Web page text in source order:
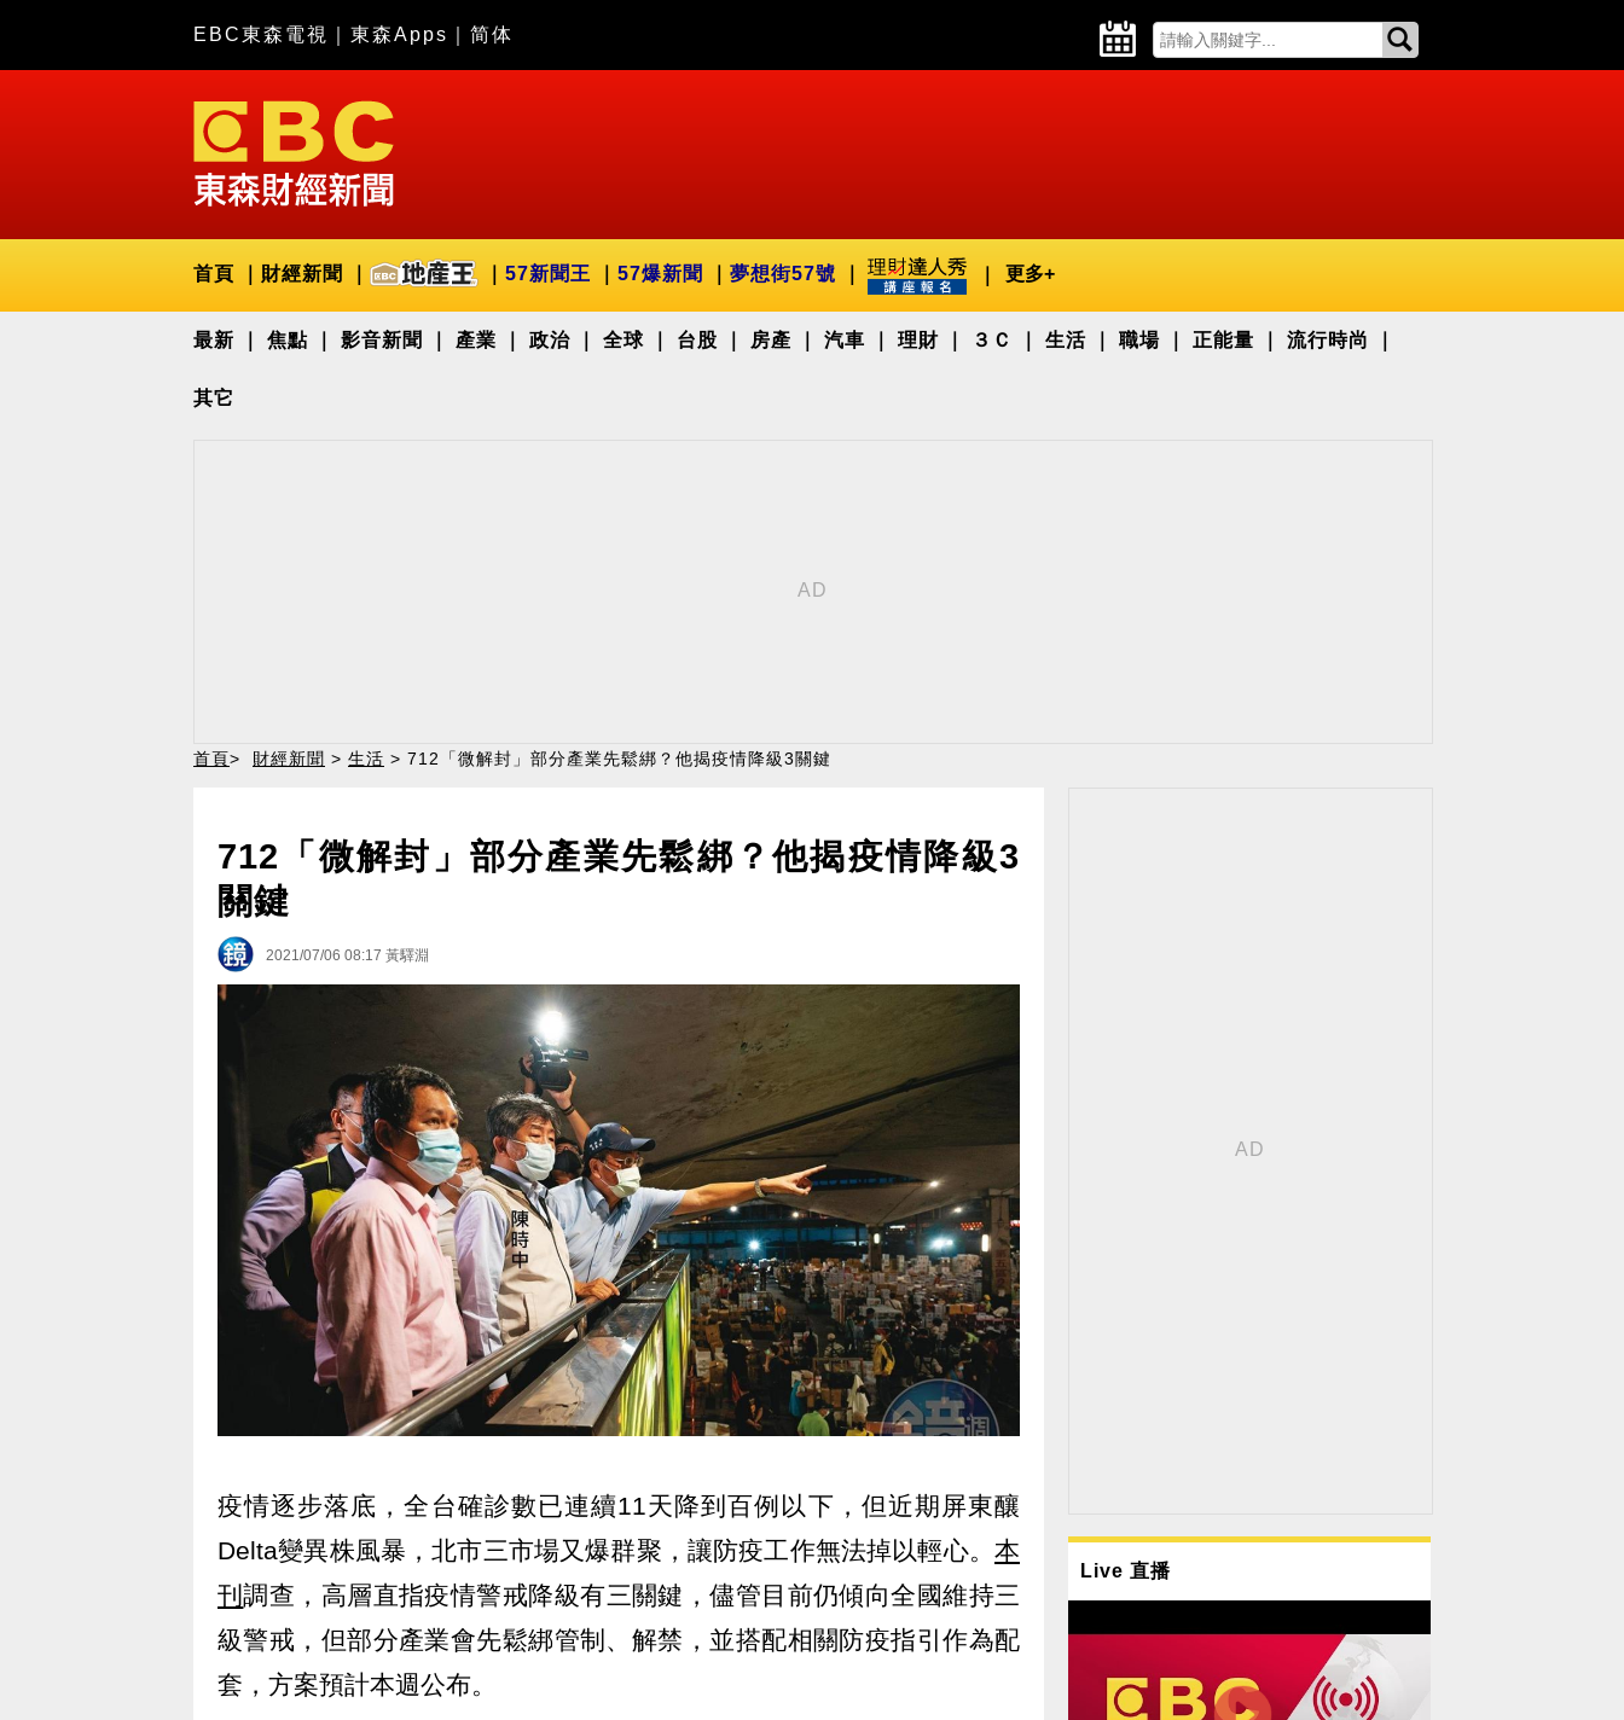
EBC東森電視 東森Apps 简体
首頁 財經新聞 57新聞王 57爆新聞 夢想街57號 更多+
最新 焦點 影音新聞 產業 政治 全球 台股 房產 汽車 理財 ３Ｃ 生活 職場 正能量 流行時尚
其它
首頁> 財經新聞 > 生活 > 712「微解封」部分產業先鬆綁？他揭疫情降級3關鍵
712「微解封」部分產業先鬆綁？他揭疫情降級3
關鍵
2021/07/06 08:17 黃驛淵
疫情逐步落底，全台確診數已連續11天降到百例以下，但近期屏東釀
Delta變異株風暴，北市三市場又爆群聚，讓防疫工作無法掉以輕心。 本
刊調查，高層直指疫情警戒降級有三關鍵，儘管目前仍傾向全國維持三
級警戒，但部分產業會先鬆綁管制、解禁，並搭配相關防疫指引作為配
套，方案預計本週公布。
Live 直播